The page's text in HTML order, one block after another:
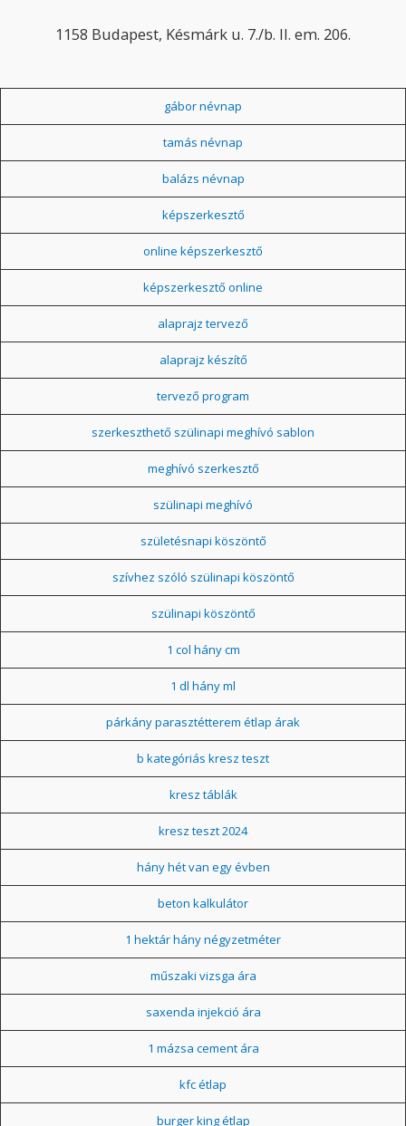
1158 Budapest, Késmárk u. 7./b. II. em. 206.
gábor névnap
tamás névnap
balázs névnap
képszerkesztő
online képszerkesztő
képszerkesztő online
alaprajz tervező
alaprajz készítő
tervező program
szerkeszthető szülinapi meghívó sablon
meghívó szerkesztő
szülinapi meghívó
születésnapi köszöntő
szívhez szóló szülinapi köszöntő
szülinapi köszöntő
1 col hány cm
1 dl hány ml
párkány parasztétterem étlap árak
b kategóriás kresz teszt
kresz táblák
kresz teszt 2024
hány hét van egy évben
beton kalkulátor
1 hektár hány négyzetméter
műszaki vizsga ára
saxenda injekció ára
1 mázsa cement ára
kfc étlap
burger king étlap